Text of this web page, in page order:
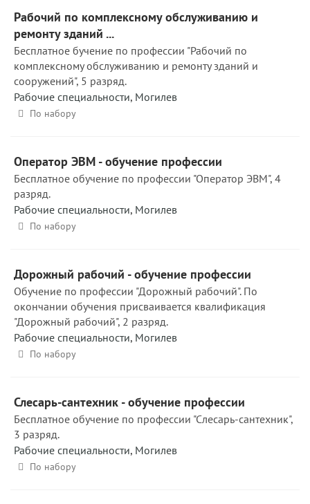
Рабочий по комплексному обслуживанию и
ремонту зданий ...
Бесплатное бучение по профессии "Рабочий по
комплексному обслуживанию и ремонту зданий и
сооружений", 5 разряд.
Рабочие специальности, Могилев
По набору
Оператор ЭВМ - обучение профессии
Бесплатное обучение по профессии "Оператор ЭВМ", 4
разряд.
Рабочие специальности, Могилев
По набору
Дорожный рабочий - обучение профессии
Обучение по профессии "Дорожный рабочий". По
окончании обучения присваивается квалификация
"Дорожный рабочий", 2 разряд.
Рабочие специальности, Могилев
По набору
Слесарь-сантехник - обучение профессии
Бесплатное обучение по профессии "Слесарь-сантехник",
3 разряд.
Рабочие специальности, Могилев
По набору